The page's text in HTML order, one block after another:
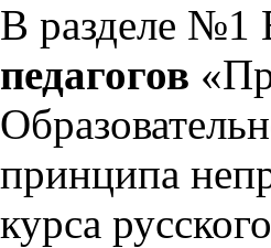
В разделе №1
педагогов
принципа
курса